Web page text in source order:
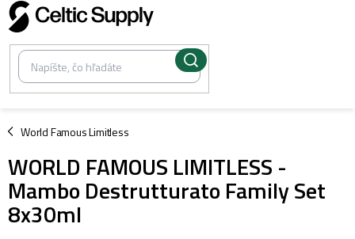
Prejsť
na
obsah
World Famous Limitless
/
WORLD FAMOUS LIMITLESS -
Mambo Destrutturato Family Set
8x30ml